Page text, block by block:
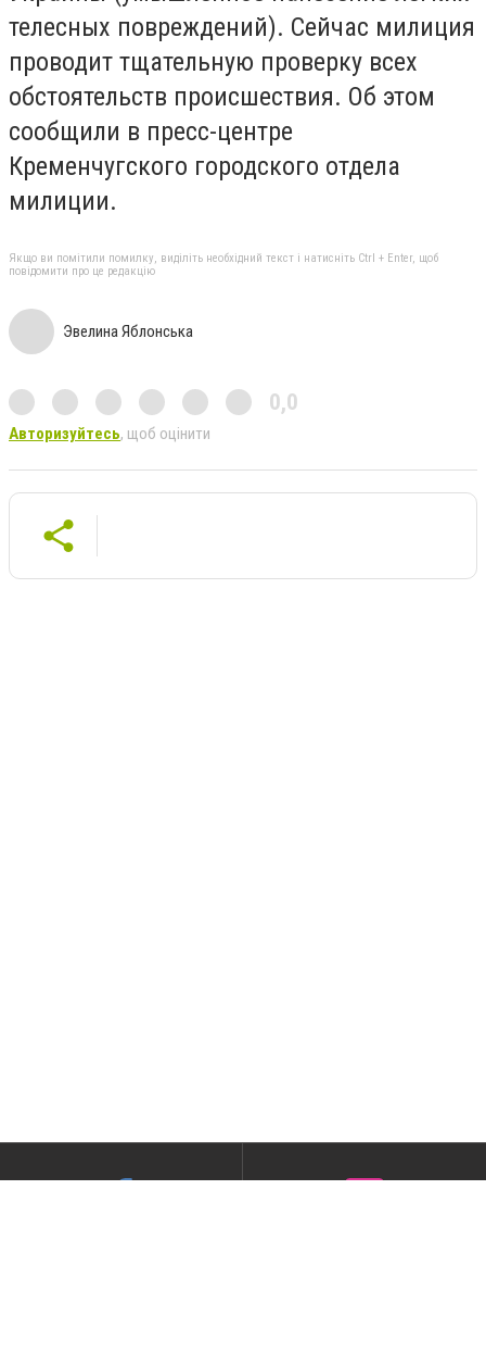
телесных повреждений). Сейчас милиция
проводит тщательную проверку всех
обстоятельств происшествия. Об этом
сообщили в пресс-центре
Кременчугского городского отдела
милиции.
Якщо ви помітили помилку, виділіть необхідний текст і натисніть Ctrl + Enter, щоб
повідомити про це редакцію
Эвелина Яблонська
0,0
Авторизуйтесь, щоб оцінити